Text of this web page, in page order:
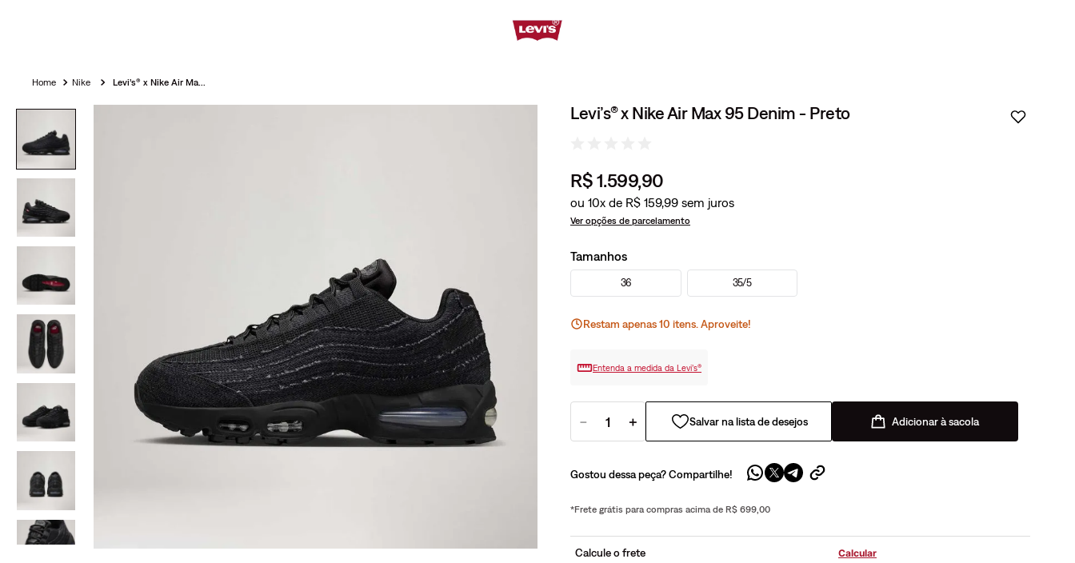
Nike Levi’s® x Nike Air Max 95 Denim - Preto
Levi’s® x Nike Air Max 95 Denim - Preto
R$1.599,90
ou 10x de R$ 159,99
Ver opções de parcelamento
Tamanhos
36 35/5
Restam apenas10 itens. Aproveite!
Entenda a medida da Levi’s®
＋
－ Adicionar à sacola
Gostou dessa peça? Compartilhe!
*Frete grátis para compras acima de R$ 699,00
Calcule o frete